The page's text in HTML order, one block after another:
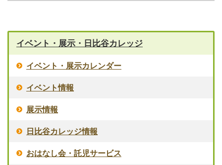
イベント・展示・日比谷カレッジ
イベント・展示カレンダー
イベント情報
展示情報
日比谷カレッジ情報
おはなし会・託児サービス